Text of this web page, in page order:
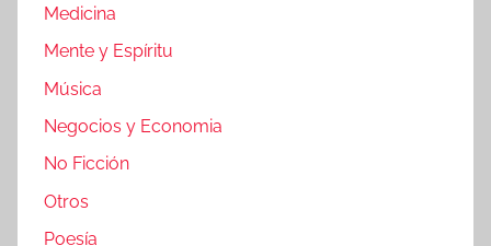
Medicina
Mente y Espíritu
Música
Negocios y Economia
No Ficción
Otros
Poesía